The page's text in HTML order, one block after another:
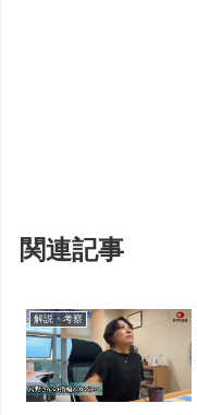
関連記事
解説・考察